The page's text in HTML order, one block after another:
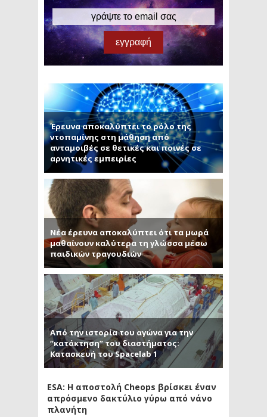
Έρευνα αποκαλύπτει το ρόλο της
ντοπαμίνης στη μάθηση από
ανταμοιβές σε θετικές και ποινές σε
αρνητικές εμπειρίες
Νέα έρευνα αποκαλύπτει ότι τα μωρά
μαθαίνουν καλύτερα τη γλώσσα μέσω
παιδικών τραγουδιών
Από την ιστορία του αγώνα για την
“κατάκτηση” του διαστήματος:
Κατασκευή του Spacelab 1
ESA: Η αποστολή Cheops βρίσκει έναν
απρόσμενο δακτύλιο γύρω από νάνο
πλανήτη